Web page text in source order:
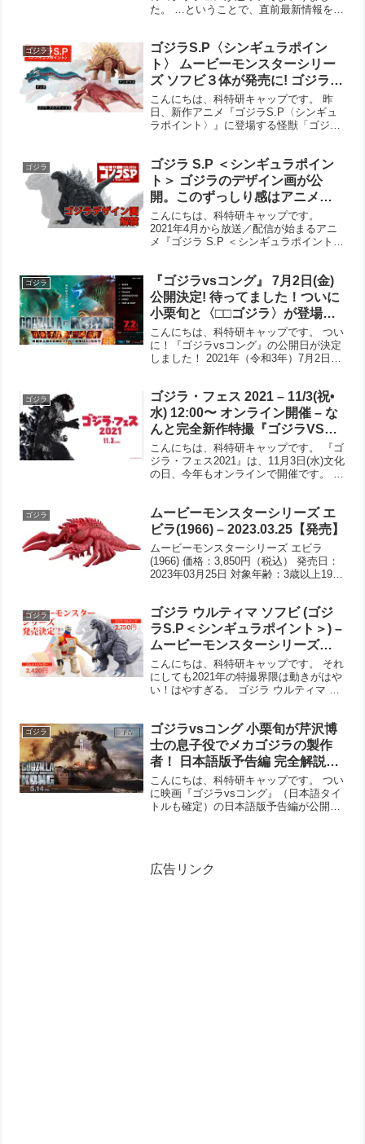
た。 …ということで、直前最新情報をま
ですね。 ゴジラフェス2020 online 総合
司会は笠...
ゴジラ
ゴジラS.P〈シンギュラポイン
ト〉 ムービーモンスターシリー
ズ ソフビ３体が発売に! ゴジラア
クアティリス、アンギラス、マ
ンダ どれもでかい！
こんにちは、科特研キャップです。 昨
日、新作アニメ『ゴジラS.P〈シンギュ
ラポイント〉』に登場する怪獣「ゴジラ
Amazonにも掲載されていました。 ゴジ
ラアクアティリス ...
ゴジラ
ゴジラ S.P ＜シンギュラポイン
ト＞ ゴジラのデザイン画が公
開。このずっしり感はアニメな
らではの表現。ラドンとアンギ
ラスのデザイン画も見たいぞ
ー！
こんにちは、科特研キャップです。
2021年4月から放送／配信が始まるアニ
メ『ゴジラ S.P ＜シンギュラポイント
ですよ、この下半身の重厚感。着ぐるみ
でもCGでもなく...
ゴジラ
『ゴジラvsコング』 7月2日(金)
公開決定! 待ってました！ついに
小栗旬と〈□□ゴジラ〉が登場。
字幕版を見るか、吹替版を見る
か…両方でしょうね。
こんにちは、科特研キャップです。 つい
に！『ゴジラvsコング』の公開日が決定
しました！ 2021年（令和3年）7月2日
7.29 決戦開始！ 最強はどっちだ！地
球...
ゴジラ
ゴジラ・フェス 2021 – 11/3(祝•
水) 12:00〜 オンライン開催 – な
んと完全新作特撮『ゴジラVSヘ
ドラ』は18:15頃に配信予定!!
こんにちは、科特研キャップです。 『ゴ
ジラ・フェス2021』は、11月3日(水)文化
の日、今年もオンラインで開催です。 ゴ
ァン必見、至極の7時間！！ 今回で5...
ゴジラ
ムービーモンスターシリーズ エ
ビラ(1966) – 2023.03.25【発売】
ムービーモンスターシリーズ エビラ
(1966) 価格：3,850円（税込） 発売日：
2023年03月25日 対象年齢：3歳以上1966
フビフィギュア『ムービーモンスタ...
ゴジラ
ゴジラ ウルティマ ソフビ (ゴジ
ラS.P＜シンギュラポイント＞) –
ムービーモンスターシリーズで
発売 ジェットジャガーも!
こんにちは、科特研キャップです。 それ
にしても2021年の特撮界隈は動きがはや
い！はやすぎる。 ゴジラ ウルティマ ソ
月06日対象年齢：3歳以上全高：約1...
ゴジラ
ゴジラvsコング 小栗旬が芹沢博
士の息子役でメカゴジラの製作
者！ 日本語版予告編 完全解説
【5月14日(金)公開】- ゴジラ対コ
ングの怪獣プロレスが満喫でき
るこれは超大作だ！
こんにちは、科特研キャップです。 つい
に映画『ゴジラvsコング』（日本語タイ
トルも確定）の日本語版予告編が公開さ
広告リンク